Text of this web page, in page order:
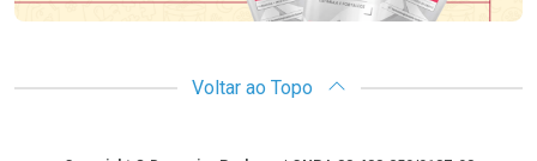
Voltar ao Topo